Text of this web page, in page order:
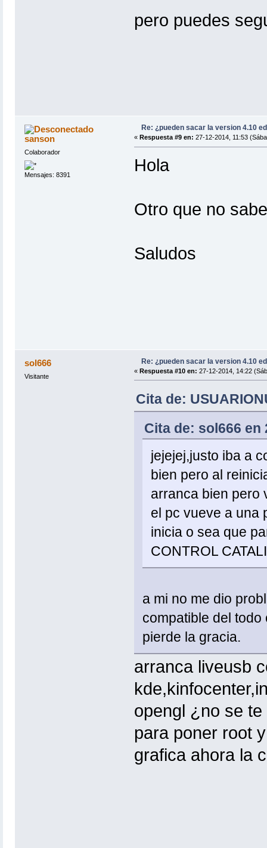
pero puedes
sanson
Colaborador
Mensajes: 8391
Re: ¿pueden sacar la version 4.10
« Respuesta #9 en: 27-12-2014, 11:53
Hola
Otro que no
Saludos
sol666
Visitante
Re: ¿pueden sacar la version 4.10
« Respuesta #10 en: 27-12-2014, 14:22
Cita de:
Cita de: sol666 en
jejejej,justo iba a
bien pero al
arranca bien pero
el pc vueve a una
inicia o sea que
CONTROL
a mi no me dio
compatible del
pierde la gracia.
arranca liveusb
opengl ¿no se
para poner root
grafica ahora la